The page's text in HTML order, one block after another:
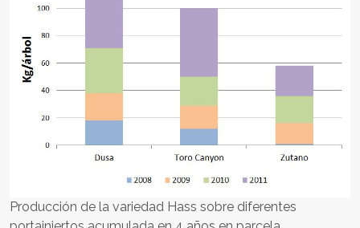
Producción de la variedad Hass sobre diferentes